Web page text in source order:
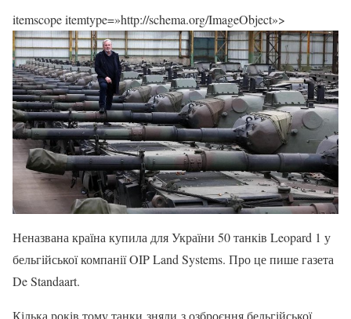
itemscope itemtype=»http://schema.org/ImageObject»>
Неназвана країна купила для України 50 танків Leopard 1 у
бельгійської компанії OIP Land Systems. Про це пише газета
De Standaart.
Кілька років тому танки зняли з озброєння бельгійської